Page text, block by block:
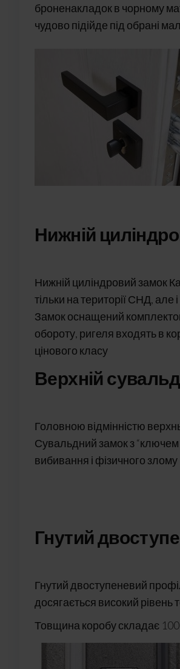
броненакладок в чорному
чудово підійде під обрані
Нижній
Нижній циліндровий замок
тільки на території СНД, але
Замок оснащений
обороту, ригеля входять в
цінового класу
Верхній
Головною відмінністю
Сувальдний замок з “ключем
вибивання і фізичного злому
Гнутий
Гнутий двоступеневий
досягається високий рівень
Товщина коробу складає